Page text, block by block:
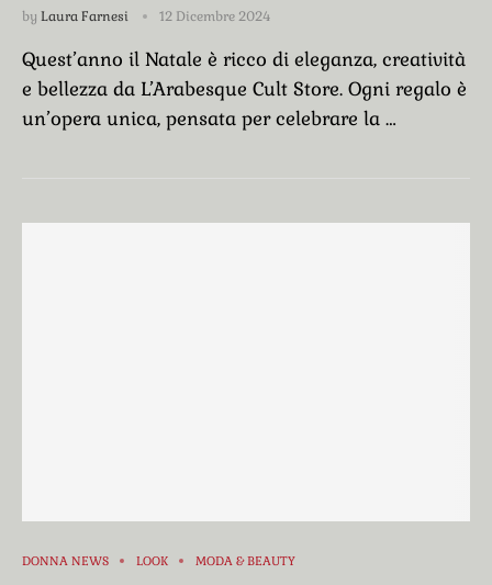
by Laura Farnesi 12 Dicembre 2024
Quest’anno il Natale è ricco di eleganza, creatività
e bellezza da L’Arabesque Cult Store. Ogni regalo è
un’opera unica, pensata per celebrare la …
DONNA NEWS LOOK MODA & BEAUTY